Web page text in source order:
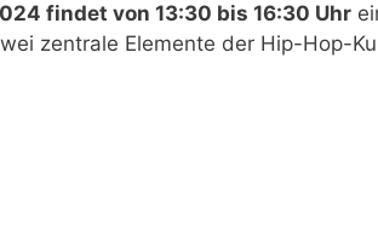
findet von 13:30 bis 16:30 Uhr
zentrale Elemente der Hip-Hop-